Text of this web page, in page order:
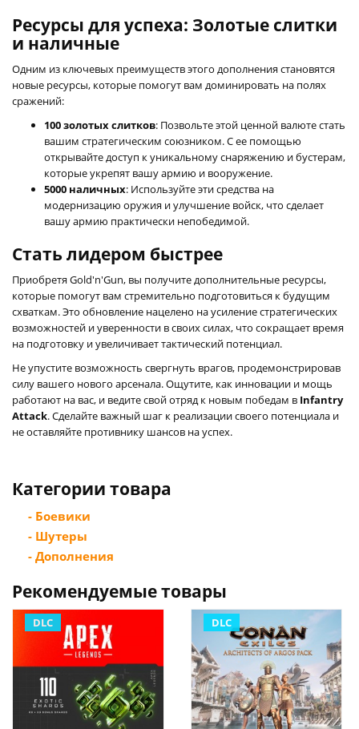
Ресурсы для успеха: Золотые слитки
и наличные
Одним из ключевых преимуществ этого дополнения становятся
новые ресурсы, которые помогут вам доминировать на полях
сражений:
100 золотых слитков: Позвольте этой ценной валюте стать
вашим стратегическим союзником. С ее помощью
открывайте доступ к уникальному снаряжению и бустерам,
которые укрепят вашу армию и вооружение.
5000 наличных: Используйте эти средства на
модернизацию оружия и улучшение войск, что сделает
вашу армию практически непобедимой.
Стать лидером быстрее
Приобретя Gold'n'Gun, вы получите дополнительные ресурсы,
которые помогут вам стремительно подготовиться к будущим
схваткам. Это обновление нацелено на усиление стратегических
возможностей и уверенности в своих силах, что сокращает время
на подготовку и увеличивает тактический потенциал.
Не упустите возможность свергнуть врагов, продемонстрировав
силу вашего нового арсенала. Ощутите, как инновации и мощь
работают на вас, и ведите свой отряд к новым победам в Infantry
Attack. Сделайте важный шаг к реализации своего потенциала и
не оставляйте противнику шансов на успех.
Категории товара
- Боевики
- Шутеры
- Дополнения
Рекомендуемые товары
DLC DLC